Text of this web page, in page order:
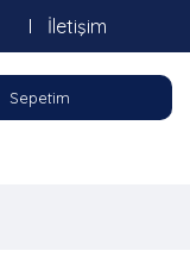
İletişim
Sepetim